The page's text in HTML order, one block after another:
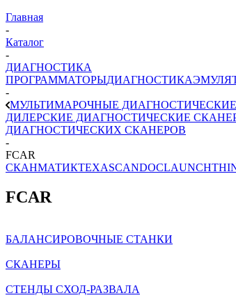
Главная
-
Каталог
-
ДИАГНОСТИКА
ПРОГРАММАТОРЫДИАГНОСТИКА
-
МУЛЬТИМАРОЧНЫЕ
ДИЛЕРСКИЕ ДИАГНОСТИЧЕСКИЕ
ДИАГНОСТИЧЕСКИХ СКАНЕРОВ
-
FCAR
СКАНМАТИКTEXASCANDOCLAUNCH
FCAR
БАЛАНСИРОВОЧНЫЕ СТАНКИ
СКАНЕРЫ
СТЕНДЫ СХОД-РАЗВАЛА